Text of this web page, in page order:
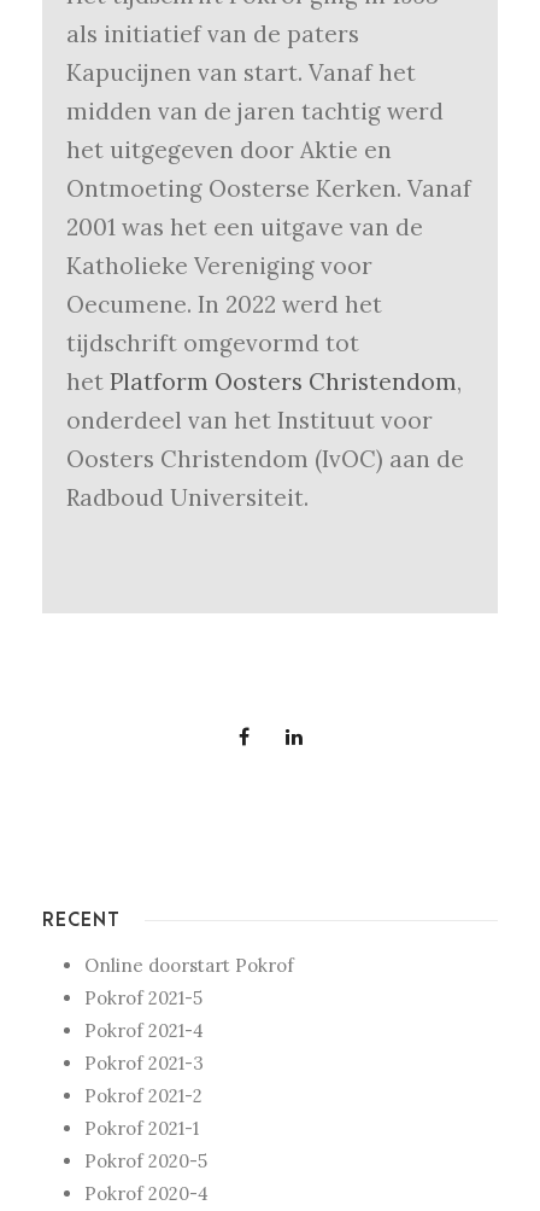
als initiatief van de paters
Kapucijnen van start. Vanaf het
midden van de jaren tachtig werd
het uitgegeven door Aktie en
Ontmoeting Oosterse Kerken. Vanaf
2001 was het een uitgave van de
Katholieke Vereniging voor
Oecumene. In 2022 werd het
tijdschrift omgevormd tot
het Platform Oosters Christendom,
onderdeel van het Instituut voor
Oosters Christendom (IvOC) aan de
Radboud Universiteit.
RECENT
Online doorstart Pokrof
Pokrof 2021-5
Pokrof 2021-4
Pokrof 2021-3
Pokrof 2021-2
Pokrof 2021-1
Pokrof 2020-5
Pokrof 2020-4